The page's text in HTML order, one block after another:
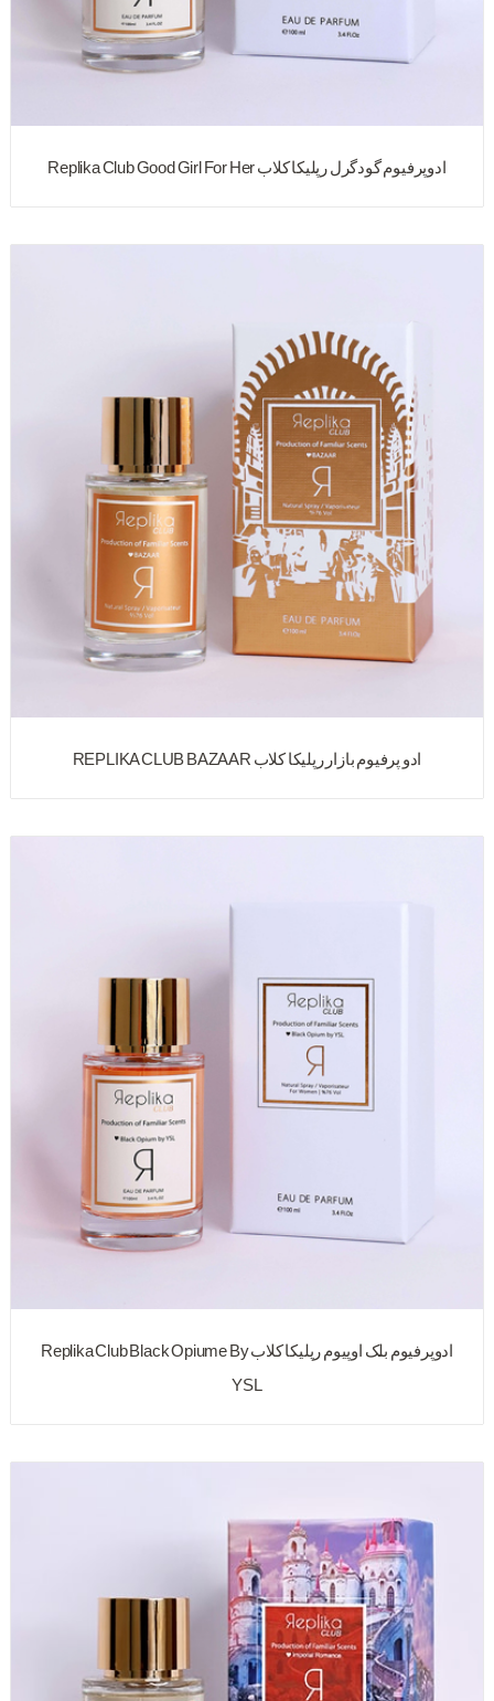
ادوپرفیوم گودگرل رپلیکا کلاب Replika Club Good Girl For Her
ادو پرفیوم بازار رپلیکا کلاب REPLIKA CLUB BAZAAR
ادوپرفیوم بلک اوپیوم رپلیکا کلاب Replika Club Black Opiume By
YSL